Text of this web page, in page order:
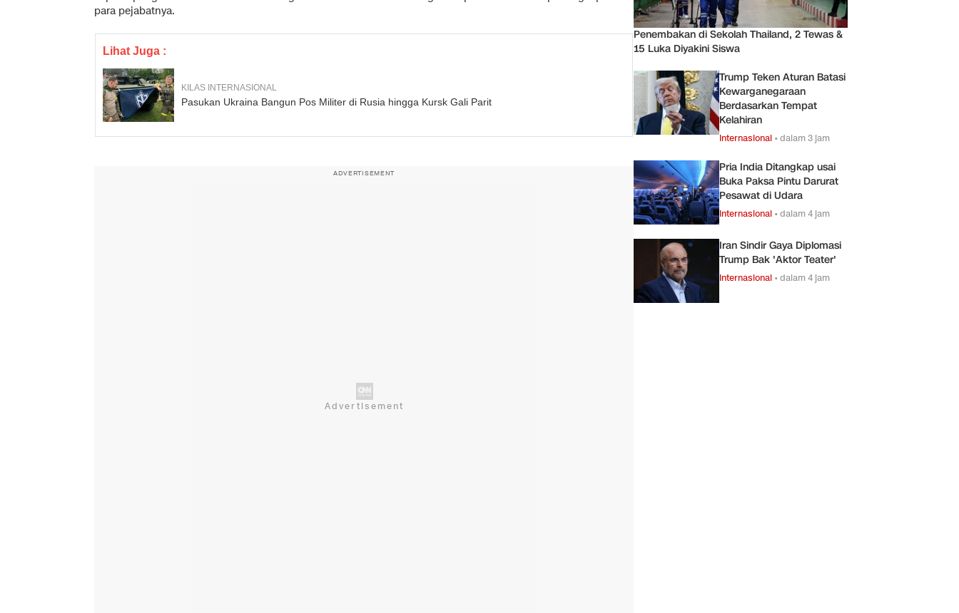
para pejabatnya.
Lihat Juga :
KILAS INTERNASIONAL
Pasukan Ukraina Bangun Pos Militer di Rusia hingga Kursk Gali Parit
ADVERTISEMENT
Penembakan di Sekolah Thailand, 2 Tewas &
15 Luka Diyakini Siswa
Trump Teken Aturan Batasi
Kewarganegaraan
Berdasarkan Tempat
Kelahiran
Internasional •dalam 3 jam
Pria India Ditangkap usai
Buka Paksa Pintu Darurat
Pesawat di Udara
Internasional •dalam 4 jam
Iran Sindir Gaya Diplomasi
Trump Bak 'Aktor Teater'
Internasional •dalam 4 jam